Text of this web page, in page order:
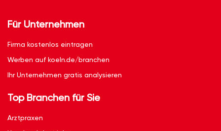
Für Unternehmen
Firma kostenlos eintragen
Werben auf koeln.de/branchen
Ihr Unternehmen gratis analysieren
Top Branchen für Sie
Arztpraxen